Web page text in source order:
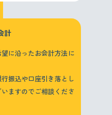
計
に沿ったお会計方法に
振込や口座引き落とし
ますのでご相談くださ